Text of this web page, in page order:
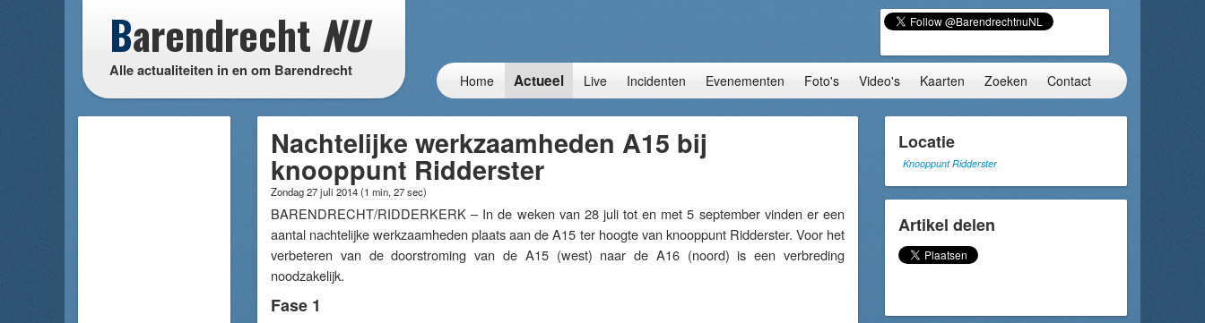
Barendrecht NU
Alle actualiteiten in en om Barendrecht
Home Actueel Live Incidenten Evenementen Foto's Video's Kaarten Zoeken Contact
Nachtelijke werkzaamheden A15 bij
knooppunt Ridderster
Zondag 27 juli 2014(1 min, 27 sec)
BARENDRECHT/RIDDERKERK – In de weken van 28 juli tot en met 5 september vinden er een
aantal nachtelijke werkzaamheden plaats aan de A15 ter hoogte van knooppunt Ridderster. Voor het
verbeteren van de doorstroming van de A15 (west) naar de A16 (noord) is een verbreding
noodzakelijk.
Fase 1
Locatie
Knooppunt Ridderster
Artikel delen